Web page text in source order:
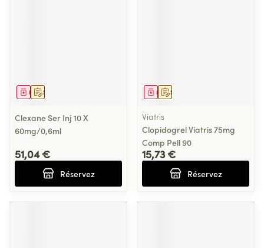
Sur prescription
Médicament
Clexane Ser Inj 10 X
60mg/0,6ml
51,04 €
Réservez
Sur prescription
Médicament
Viatris
Clopidogrel Viatris 75mg
Comp Pell 90
15,73 €
Réservez